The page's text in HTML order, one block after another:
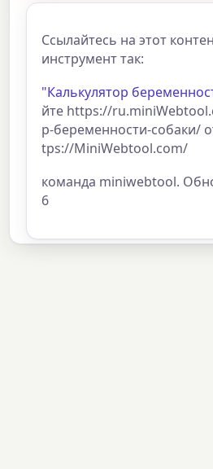
Ссылайтесь на этот
инструмент так:
"Калькулятор
йте https://
р-беременности-собаки/
tps://MiniWebtool.com/
команда miniwebtool.
6